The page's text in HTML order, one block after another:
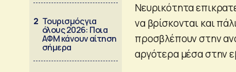
2 Τουρισμός για
όλους 2026: Ποια
ΑΦΜ κάνουν αίτηση
σήμερα
Νευρικότητα
να βρίσκονται και
προσβλέπουν στην
αργότερα μέσα στην